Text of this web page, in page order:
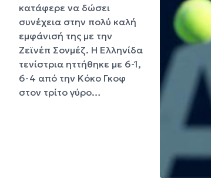
κατάφερε να δώσει
συνέχεια στην πολύ καλή
εμφάνισή της με την
Ζεϊνέπ Σονμέζ. Η Ελληνίδα
τενίστρια ηττήθηκε με 6-1,
6-4 από την Κόκο Γκοφ
στον τρίτο γύρο…